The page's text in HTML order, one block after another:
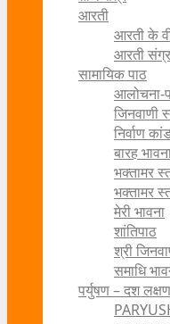
आरती
आरती के
आरती
सामायिक पाठ
आलोचना-
जिनवाणी
निर्वाण
बारह
भक्तामर
भक्तामर
मेरी भावना
शांतिपाठ
श्री
समाधि
पर्युषण – दश